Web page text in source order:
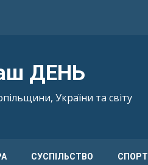
ДЕНЬ
України та світу
СУСПІЛЬСТВО СПОРТ